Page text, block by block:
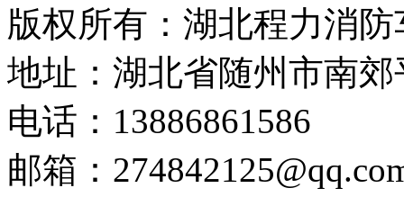
版权所有：湖北程力消
地址：湖北省随州市南
电话：13886861586
邮箱：